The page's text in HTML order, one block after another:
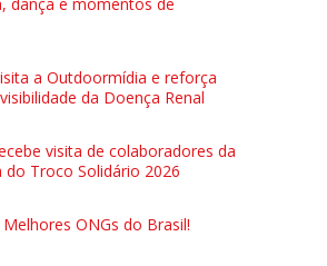
a Outdoormídia e reforça
da Doença Renal
visita de colaboradores da
do Troco Solidário 2026
ONGs do Brasil!